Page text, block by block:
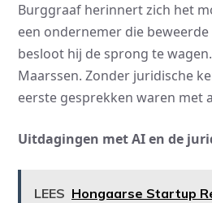
Burggraaf herinnert zich het
een ondernemer die
besloot hij de sprong te
Maarssen. Zonder juridische
eerste gesprekken waren met
Uitdagingen met AI en de
LEES Hongaarse Startup